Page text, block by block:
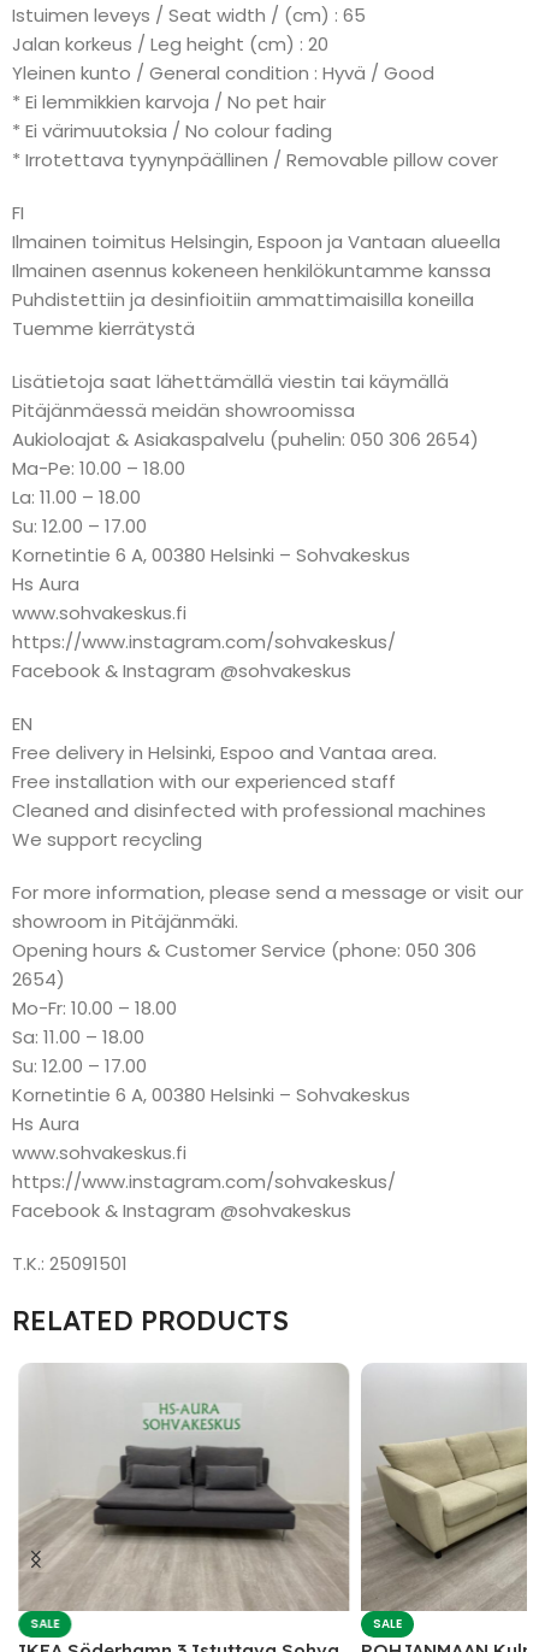
Istuimen leveys / Seat width / (cm) : 65
Jalan korkeus / Leg height (cm) : 20
Yleinen kunto / General condition : Hyvä / Good
* Ei lemmikkien karvoja / No pet hair
* Ei värimuutoksia / No colour fading
* Irrotettava tyynynpäällinen / Removable pillow cover
FI
Ilmainen toimitus Helsingin, Espoon ja Vantaan alueella
Ilmainen asennus kokeneen henkilökuntamme kanssa
Puhdistettiin ja desinfioitiin ammattimaisilla koneilla
Tuemme kierrätystä
Lisätietoja saat lähettämällä viestin tai käymällä
Pitäjänmäessä meidän showroomissa
Aukioloajat & Asiakaspalvelu (puhelin: 050 306 2654)
Ma-Pe: 10.00 – 18.00
La: 11.00 – 18.00
Su: 12.00 – 17.00
Kornetintie 6 A, 00380 Helsinki – Sohvakeskus
Hs Aura
www.sohvakeskus.fi
https://www.instagram.com/sohvakeskus/
Facebook & Instagram @sohvakeskus
EN
Free delivery in Helsinki, Espoo and Vantaa area.
Free installation with our experienced staff
Cleaned and disinfected with professional machines
We support recycling
For more information, please send a message or visit our
showroom in Pitäjänmäki.
Opening hours & Customer Service (phone: 050 306
2654)
Mo-Fr: 10.00 – 18.00
Sa: 11.00 – 18.00
Su: 12.00 – 17.00
Kornetintie 6 A, 00380 Helsinki – Sohvakeskus
Hs Aura
www.sohvakeskus.fi
https://www.instagram.com/sohvakeskus/
Facebook & Instagram @sohvakeskus
T.K.: 25091501
RELATED PRODUCTS
SALE SALE